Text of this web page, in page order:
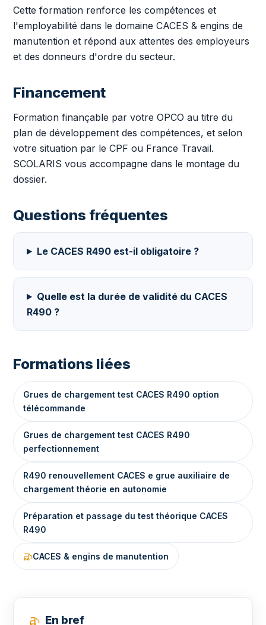
Cette formation renforce les compétences et
l'employabilité dans le domaine CACES & engins de
manutention et répond aux attentes des employeurs
et des donneurs d'ordre du secteur.
Financement
Formation finançable par votre OPCO au titre du
plan de développement des compétences, et selon
votre situation par le CPF ou France Travail.
SCOLARIS vous accompagne dans le montage du
dossier.
Questions fréquentes
Le CACES R490 est-il obligatoire ?
Quelle est la durée de validité du CACES
R490 ?
Formations liées
Grues de chargement test CACES R490 option
télécommande
Grues de chargement test CACES R490
perfectionnement
R490 renouvellement CACES e grue auxiliaire de
chargement théorie en autonomie
Préparation et passage du test théorique CACES
R490
CACES & engins de manutention
En bref